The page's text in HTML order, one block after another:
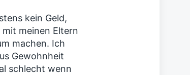
kein Geld,
meinen Eltern
machen. Ich
Gewohnheit
schlecht wenn